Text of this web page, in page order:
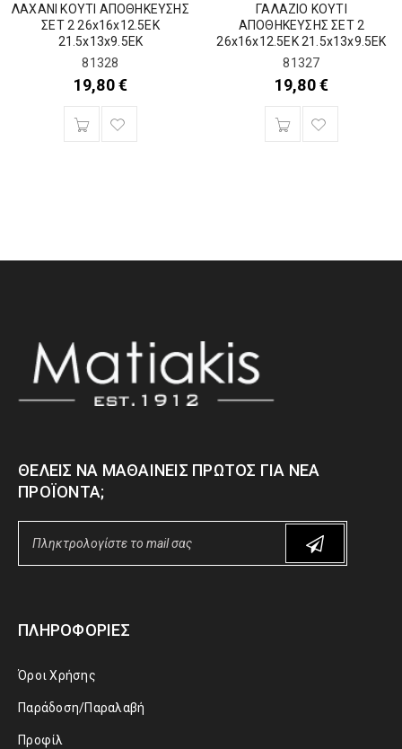
ΛΑΧΑΝΙ ΚΟΥΤΙ ΑΠΟΘΗΚΕΥΣΗΣ
ΣΕΤ 2 26x16x12.5ΕΚ
21.5x13x9.5ΕΚ
81328
19,80€
ΓΑΛΑΖΙΟ ΚΟΥΤΙ
ΑΠΟΘΗΚΕΥΣΗΣ ΣΕΤ 2
26x16x12.5ΕΚ 21.5x13x9.5ΕΚ
81327
19,80€
ΘΈΛΕΙΣ ΝΑ ΜΑΘΑΊΝΕΙΣ ΠΡΏΤΟΣ ΓΙΑ ΝΈΑ
ΠΡΟΪΌΝΤΑ;
ΠΛΗΡΟΦΟΡΊΕΣ
Όροι Χρήσης
Παράδοση/Παραλαβή
Προφίλ